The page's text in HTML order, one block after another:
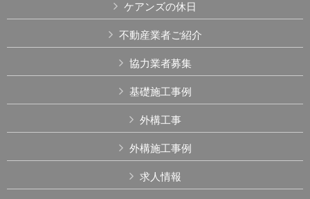
ケアンズの休日
不動産業者ご紹介
協力業者募集
基礎施工事例
外構工事
外構施工事例
求人情報